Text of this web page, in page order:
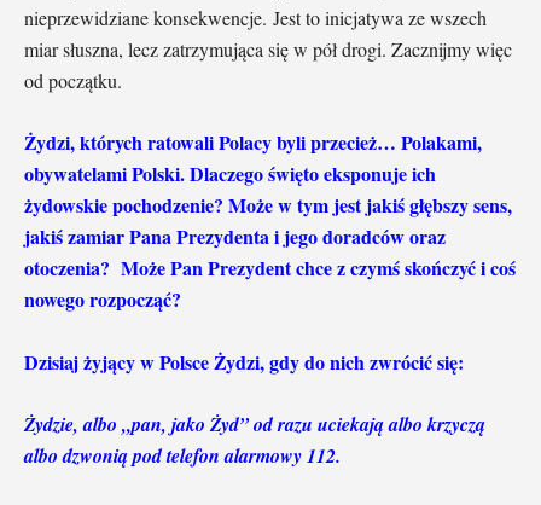
nieprzewidziane konsekwencje. Jest to inicjatywa ze wszech
miar słuszna, lecz zatrzymująca się w pół drogi. Zacznijmy więc
od początku.
Żydzi, których ratowali Polacy byli przecież… Polakami,
obywatelami Polski. Dlaczego święto eksponuje ich
żydowskie pochodzenie? Może w tym jest jakiś głębszy sens,
jakiś zamiar Pana Prezydenta i jego doradców oraz
otoczenia? Może Pan Prezydent chce z czymś skończyć i coś
nowego rozpocząć?
Dzisiaj żyjący w Polsce Żydzi, gdy do nich zwrócić się:
Żydzie, albo „pan, jako Żyd” od razu uciekają albo krzyczą
albo dzwonią pod telefon alarmowy 112.